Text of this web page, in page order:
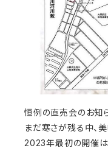
恒例の直売会のお知
まだ寒さが残る中、
2023年最初の開催は